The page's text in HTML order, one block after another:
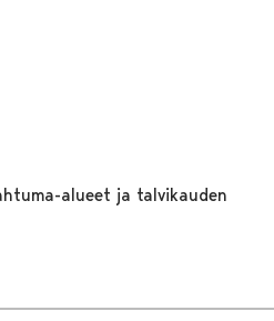
alueet ja talvikauden